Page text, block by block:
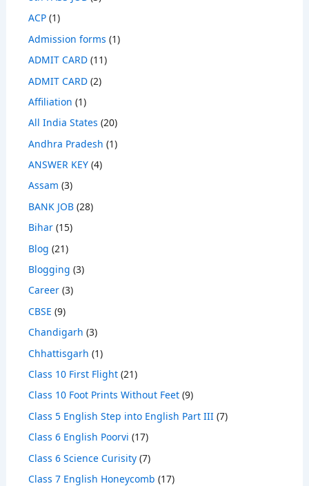
ACP(1)
Admission forms (1)
ADMIT CARD(11)
ADMIT CARD(2)
Affiliation (1)
All India States (20)
Andhra Pradesh (1)
ANSWER KEY(4)
Assam (3)
BANK JOB(28)
Bihar(15)
Blog (21)
Blogging (3)
Career(3)
CBSE (9)
Chandigarh (3)
Chhattisgarh (1)
Class 10 First Flight(21)
Class 10 Foot Prints Without Feet(9)
Class 5 English Step into English Part III(7)
Class 6 English Poorvi (17)
Class 6 Science Curisity(7)
Class 7 English Honeycomb (17)